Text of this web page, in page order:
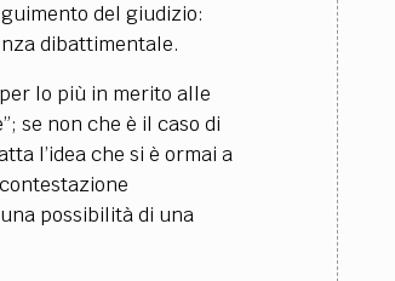
del giudizio:
dibattimentale.
lo più in merito alle
se non che è il caso di
l’idea che si è ormai a
possibilità di una